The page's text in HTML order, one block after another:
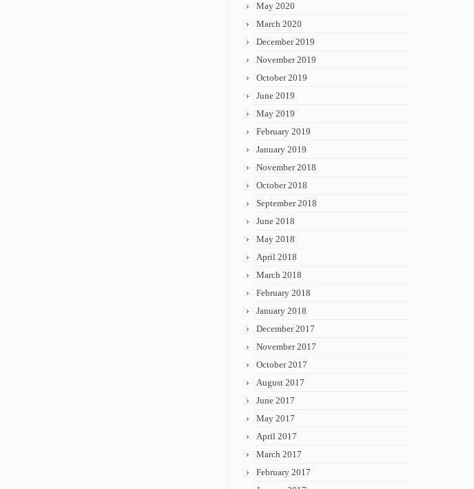
May 2020
March 2020
December 2019
November 2019
October 2019
June 2019
May 2019
February 2019
January 2019
November 2018
October 2018
September 2018
June 2018
May 2018
April 2018
March 2018
February 2018
January 2018
December 2017
November 2017
October 2017
August 2017
June 2017
May 2017
April 2017
March 2017
February 2017